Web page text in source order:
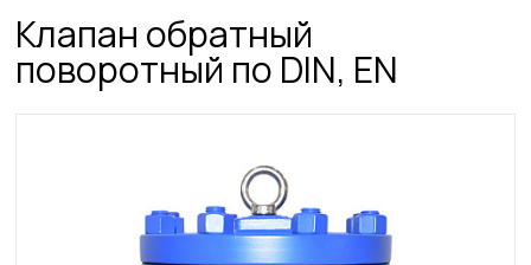
Клапан обратный
поворотный по DIN, EN